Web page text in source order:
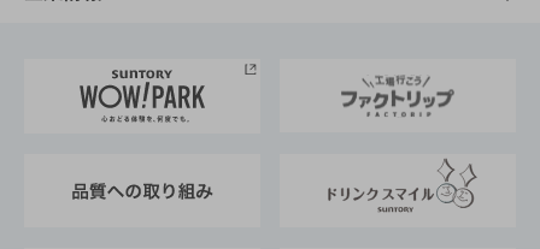
地域情報
サントリーサンバーズ大阪
サントリーが考えるサステナビリティ経営
企業概要